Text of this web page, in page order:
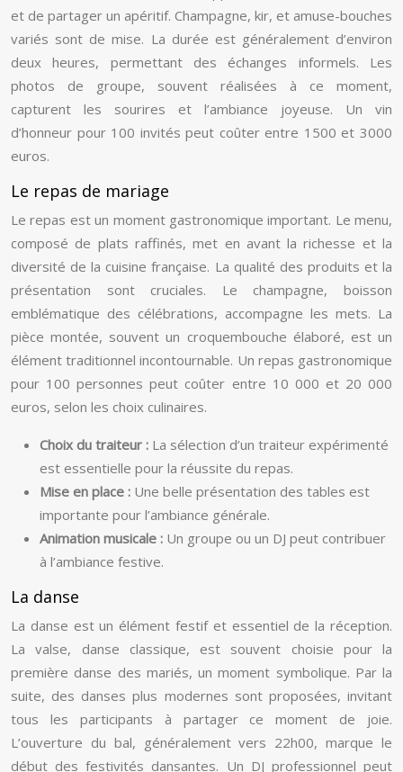
et de partager un apéritif. Champagne, kir, et amuse-bouches
variés sont de mise. La durée est généralement d’environ
deux heures, permettant des échanges informels. Les
photos de groupe, souvent réalisées à ce moment,
capturent les sourires et l’ambiance joyeuse. Un vin
d’honneur pour 100 invités peut coûter entre 1500 et 3000
euros.
Le repas de mariage
Le repas est un moment gastronomique important. Le menu,
composé de plats raffinés, met en avant la richesse et la
diversité de la cuisine française. La qualité des produits et la
présentation sont cruciales. Le champagne, boisson
emblématique des célébrations, accompagne les mets. La
pièce montée, souvent un croquembouche élaboré, est un
élément traditionnel incontournable. Un repas gastronomique
pour 100 personnes peut coûter entre 10 000 et 20 000
euros, selon les choix culinaires.
Choix du traiteur : La sélection d’un traiteur expérimenté
est essentielle pour la réussite du repas.
Mise en place : Une belle présentation des tables est
importante pour l’ambiance générale.
Animation musicale : Un groupe ou un DJ peut contribuer
à l’ambiance festive.
La danse
La danse est un élément festif et essentiel de la réception.
La valse, danse classique, est souvent choisie pour la
première danse des mariés, un moment symbolique. Par la
suite, des danses plus modernes sont proposées, invitant
tous les participants à partager ce moment de joie.
L’ouverture du bal, généralement vers 22h00, marque le
début des festivités dansantes. Un DJ professionnel peut